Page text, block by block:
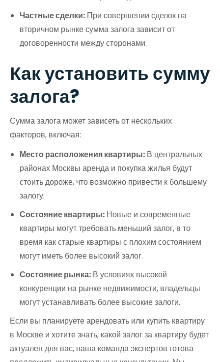
Частные сделки: При совершении сделок на
вторичном рынке сумма залога зависит от
договоренности между сторонами.
Как установить сумму
залога?
Сумма залога может зависеть от нескольких
факторов, включая:
Место расположения квартиры: В центральных
районах Москвы аренда и покупка жилья будут
стоить дороже, что возможно привести к большему
залогу.
Состояние квартиры: Новые и современные
квартиры могут требовать меньший залог, в то
время как старые квартиры с плохим состоянием
могут иметь более высокий залог.
Состояние рынка: В условиях высокой
конкуренции на рынке недвижимости, владельцы
могут устанавливать более высокие залоги.
Если вы планируете арендовать или купить квартиру
в Москве и хотите знать, какой залог за квартиру будет
актуален для вас, наша команда экспертов готова